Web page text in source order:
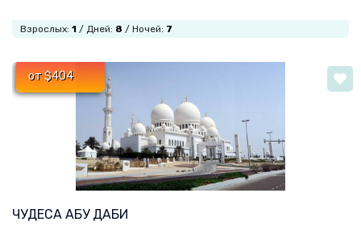
Взрослых: 1 / Дней: 8 / Ночей: 7
от $404
ЧУДЕСА АБУ ДАБИ